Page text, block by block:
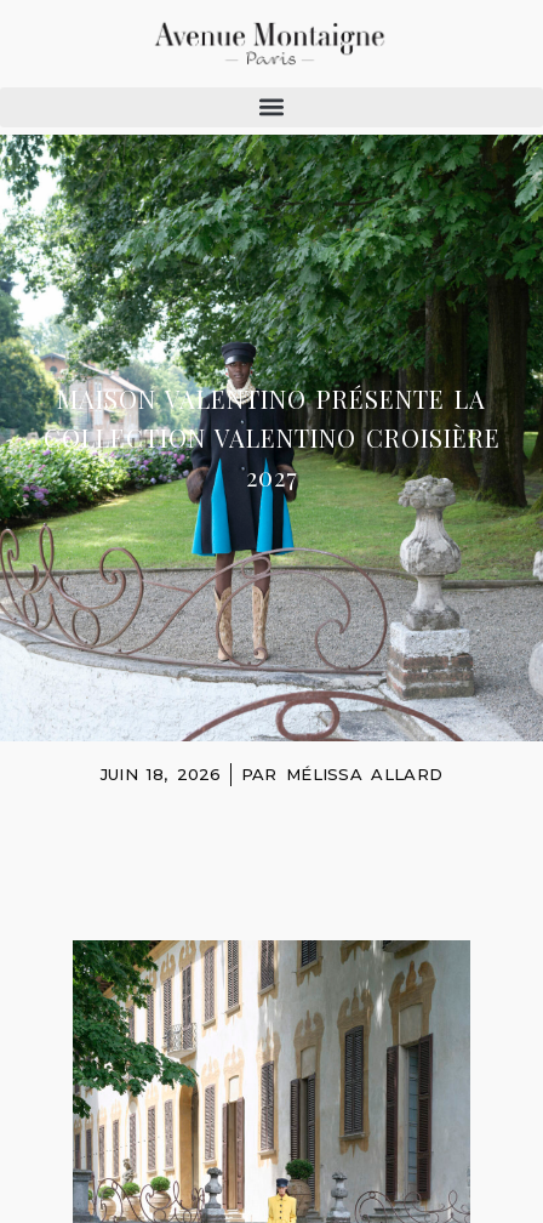
MAISON VALENTINO PRÉSENTE LA
COLLECTION VALENTINO CROISIÈRE
2027
JUIN 18, 2026 PAR MÉLISSA ALLARD